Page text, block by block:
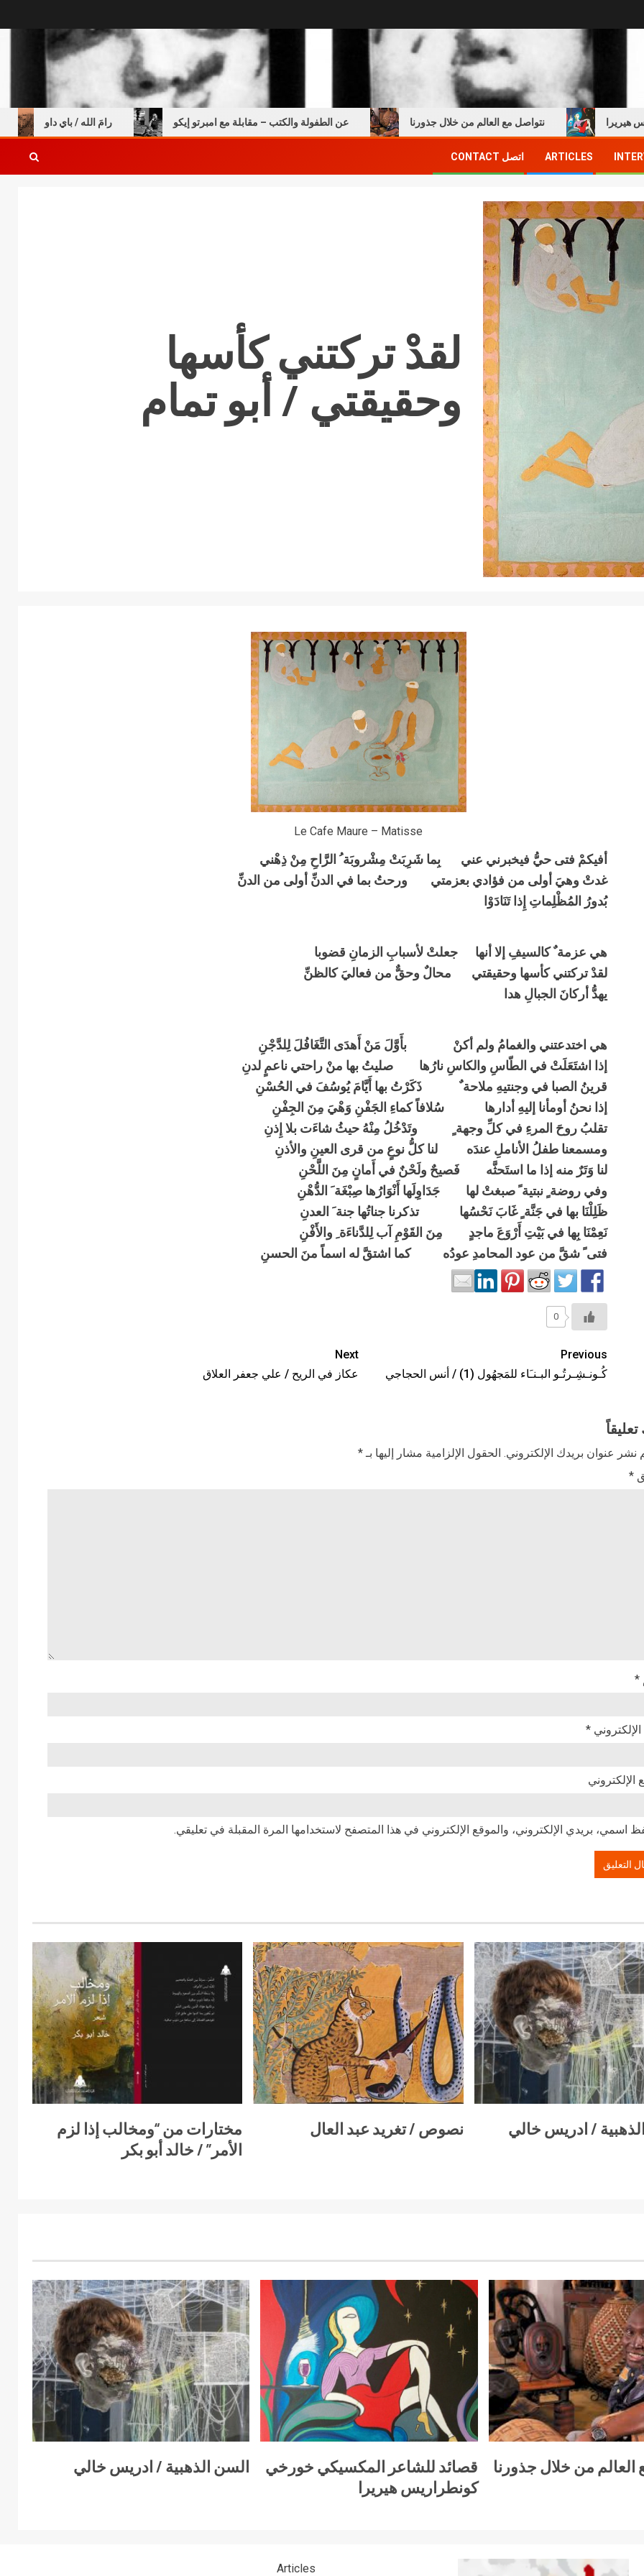
رامَ الله / باي داو عن الطفولة والكتب – مقابلة مع امبرتو إيكو نتواصل مع العالم من خلال جذورنا
ARTICLES اتصل CONTACT
لقدْ تركتني كأسها
وحقيقتي / أبو تمام
Le Cafe Maure – Matisse
أفيكمْ فتى حيُّ فيخبرني عني بِما شَرِبَتْ مِشْروبَة ُ الرَّاحِ مِنْ ذِهْني
غدتْ وهيَ أولى من فؤادي بعزمتي ورحتُ بما في الدنِّ أولى من الدنِّ
بُدورُ المُظْلِماتِ إِذا تَنَادَوْا
هي عزمة ٌ كالسيفِ إلا أنها جعلتْ لأسبابِ الزمانِ قضوبا
لقدْ تركتني كأسها وحقيقتي محالٌ وحقٌّ من فعاليَ كالظنِّ
يهدُّ أركانَ الجبالِ هدا
هي اختدعتني والغمامُ ولم أكنْ بأَوَّلَ مَنْ أَهدَى التَّغَافُلَ لِلدَّجْنِ
إذا اشتَعَلَتْ في الطّاسِ والكاسِ نارُها صليتُ بها منْ راحتي ناعمٍ لدنِ
قرينُ الصبا في وجنتيهِ ملاحة ٌ ذَكَرْتُ بها أَيَّامَ يُوسُفَ في الحُسْنِ
إذا نحنُ أومأنا إليهِ أدارها سُلافاً كماءِ الجَفْنِ وَهْيَ مِنَ الجِفْنِ
تقلبُ روحَ المرءِ في كلِّ وجهة ٍ وتَدْخُلُ مِنْهُ حيثُ شاءَت بلا إِذنِ
ومسمعنا طفلُ الأناملِ عندَه لنا كلُّ نوعٍ من قرى العينِ والأذنِ
لنا وَتَرٌ منه إذا ما استَحثَّه فَصيحٌ ولَحْنٌ في أَمانٍ مِنَ اللَّحْنِ
وفي روضة ٍ نبتية ً صبغتْ لها جَدَاوِلَها أَنْوَارُها صِبْغَة َ الدُّهْنِ
ظَلِلْنَا بها في جَنَّة ٍ غَابَ نَحْسُها تذكرنا جناتُها جنة َ العدنِ
نَعِمْنَا بِها في بَيْتِ أَرْوَعَ ماجدٍ مِنَ القَوْمِ آب لِلدَّناءَة ِ والأَفْنِ
فتى ً شقَّ من عود المحامدِ عودُه كما اشتقَّ له اسماً منَ الحسنِ
0
Previous
كُـونـشِـرتُـو البـنـَاء للمَجهُول (1) / أنس الحجاجي
Next
عكاز في الريح / علي جعفر العلاق
نشر عنوان بريدك الإلكتروني. الحقول الإلزامية مشار إليها بـ*
*
*
الإلكتروني *
الإلكتروني
اسمي، بريدي الإلكتروني، والموقع الإلكتروني في هذا المتصفح لاستخدامها المرة المقبلة في تعليقي.
/ ادريس خالي نصوص / تغريد عبد العال
مختارات من “ومخالب إذا لزم
الأمر” / خالد أبو بكر
العالم من خلال جذورنا
قصائد للشاعر المكسيكي خورخي
كونطراريس هيريرا
السن الذهبية / ادريس خالي
Articles